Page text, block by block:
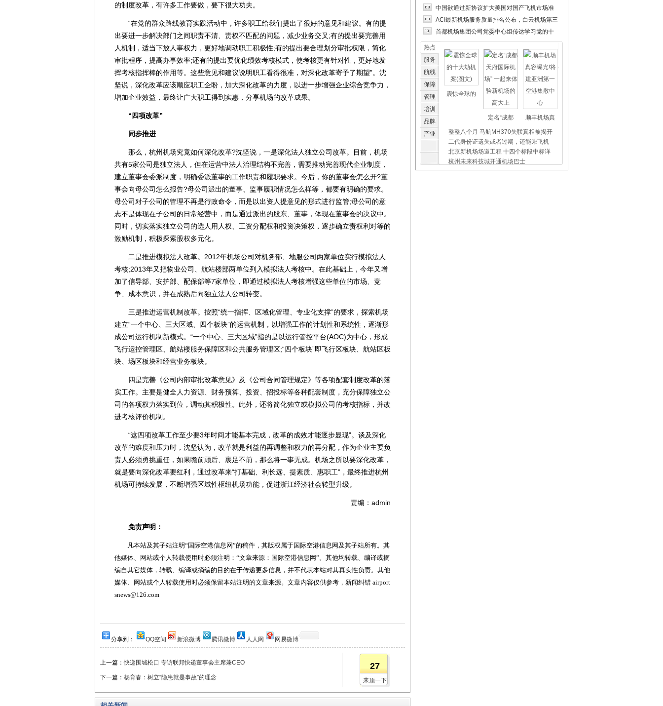
的制度改革，有许多工作要做，要下很大功夫。
“在党的群众路线教育实践活动中，许多职工给我们提出了很好的意见和建议。有的提
出要进一步解决部门之间职责不清、责权不匹配的问题，减少业务交叉;有的提出要完善用
人机制，适当下放人事权力，更好地调动职工积极性;有的提出要合理划分审批权限，简化
审批程序，提高办事效率;还有的提出要优化绩效考核模式，使考核更有针对性，更好地发
挥考核指挥棒的作用等。这些意见和建议说明职工看得很准，对深化改革寄予了期望”。沈
坚说，深化改革应该顺应职工企盼，加大深化改革的力度，以进一步增强企业综合竞争力，
增加企业效益，最终让广大职工得到实惠，分享机场的改革成果。
“四项改革”
同步推进
那么，杭州机场究竟如何深化改革?沈坚说，一是深化法人独立公司改革。目前，机场
共有5家公司是独立法人，但在运营中法人治理结构不完善，需要推动完善现代企业制度，
建立董事会委派制度，明确委派董事的工作职责和履职要求。今后，你的董事会怎么开?董
事会向母公司怎么报告?母公司派出的董事、监事履职情况怎么样等，都要有明确的要求。
母公司对子公司的管理不再是行政命令，而是以出资人提意见的形式进行监管;母公司的意
志不是体现在子公司的日常经营中，而是通过派出的股东、董事，体现在董事会的决议中。
同时，切实落实独立公司的选人用人权、工资分配权和投资决策权，逐步确立责权利对等的
激励机制，积极探索股权多元化。
二是推进模拟法人改革。2012年机场公司对机务部、地服公司两家单位实行模拟法人
考核;2013年又把物业公司、航站楼部两单位列入模拟法人考核中。在此基础上，今年又增
加了信导部、安护部、配保部等7家单位，即通过模拟法人考核增强这些单位的市场、竞
争、成本意识，并在成熟后向独立法人公司转变。
三是推进运营机制改革。按照“统一指挥、区域化管理、专业化支撑”的要求，探索机场
建立“一个中心、三大区域、四个板块”的运营机制，以增强工作的计划性和系统性，逐渐形
成公司运行机制新模式。“一个中心、三大区域”指的是以运行管控平台(AOC)为中心，形成
飞行运控管理区、航站楼服务保障区和公共服务管理区;“四个板块”即飞行区板块、航站区板
块、场区板块和经营业务板块。
四是完善《公司内部审批改革意见》及《公司合同管理规定》等各项配套制度改革的落
实工作。主要是健全人力资源、财务预算、投资、招投标等各种配套制度，充分保障独立公
司的各项权力落实到位，调动其积极性。此外，还将简化独立或模拟公司的考核指标，并改
进考核评价机制。
“这四项改革工作至少要3年时间才能基本完成，改革的成效才能逐步显现”。谈及深化
改革的难度和压力时，沈坚认为，改革就是利益的再调整和权力的再分配，作为企业主要负
责人必须勇挑重任，如果瞻前顾后、裹足不前，那么将一事无成。机场之所以要深化改革，
就是要向深化改革要红利，通过改革来“打基础、利长远、提素质、惠职工”，最终推进杭州
机场可持续发展，不断增强区域性枢纽机场功能，促进浙江经济社会转型升级。
责编：admin
免责声明：
凡本站及其子站注明“国际空港信息网”的稿件，其版权属于国际空港信息网及其子站所有。其
他媒体、网站或个人转载使用时必须注明：“文章来源：国际空港信息网”。其他均转载、编译或摘
编自其它媒体，转载、编译或摘编的目的在于传递更多信息，并不代表本站对其真实性负责。其他
媒体、网站或个人转载使用时必须保留本站注明的文章来源。文章内容仅供参考，新闻纠错 airport
snews@126.com
分享到： QQ空间 新浪微博 腾讯微博 人人网 网易微博
上一篇：快递围城松口 专访联邦快递董事会主席兼CEO
下一篇： 杨育春：树立“隐患就是事故”的理念
27
来顶一下
中国欲通过新协议扩大美国对国产飞机市场准
ACI最新机场服务质量排名公布，白云机场第三
首都机场集团公司党委中心组传达学习党的十
热点
服务
航线
保障
管理
培训
品牌
产业
震惊全球的
定名“成都 顺丰机场真
整整八个月 马航MH370失联真相被揭开
二代身份证遗失或者过期，还能乘飞机
北京新机场场道工程 十四个标段中标详
杭州未来科技城开通机场巴士
上海虹桥、浦东机场外币兑换点位置介